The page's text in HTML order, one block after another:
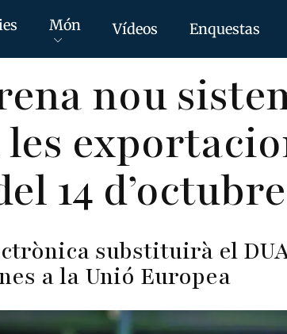
Món Vídeos Enquestas
nou
14 d’octubre
substituirà el
a la Unió Europea